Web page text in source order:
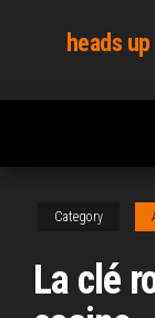
content
heads
Category
La clé